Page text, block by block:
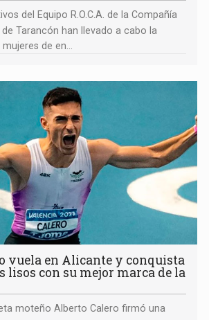
del Equipo R.O.C.A. de la Compañía
de Tarancón han llevado a cabo la
de en...
en Alicante y conquista los 100 metros
de la temporada
vuela en Alicante y conquista
lisos con su mejor marca de la
moteño Alberto Calero firmó una